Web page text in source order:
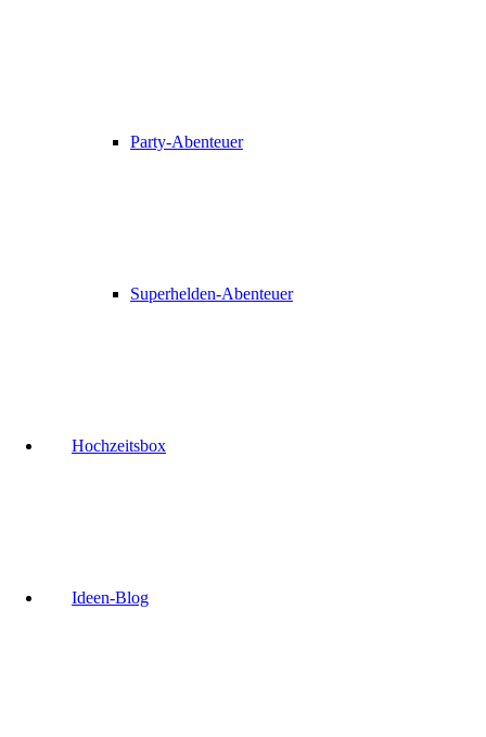
Party-Abenteuer
Superhelden-Abenteuer
Hochzeitsbox
Ideen-Blog